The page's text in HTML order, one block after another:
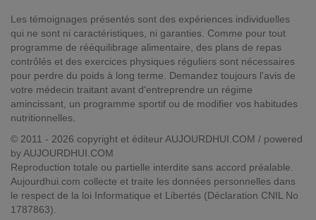
Les témoignages présentés sont des expériences individuelles
qui ne sont ni caractéristiques, ni garanties. Comme pour tout
programme de rééquilibrage alimentaire, des plans de repas
contrôlés et des exercices physiques réguliers sont nécessaires
pour perdre du poids à long terme. Demandez toujours l'avis de
votre médecin traitant avant d'entreprendre un régime
amincissant, un programme sportif ou de modifier vos habitudes
nutritionnelles.
© 2011 - 2026 copyright et éditeur AUJOURDHUI.COM / powered
by AUJOURDHUI.COM
Reproduction totale ou partielle interdite sans accord préalable.
Aujourdhui.com collecte et traite les données personnelles dans
le respect de la loi Informatique et Libertés (Déclaration CNIL No
1787863).